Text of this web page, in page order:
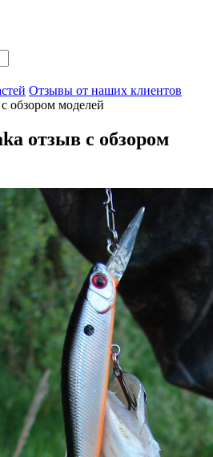
Отзывы от наших клиентов
обзором моделей
отзыв с обзором